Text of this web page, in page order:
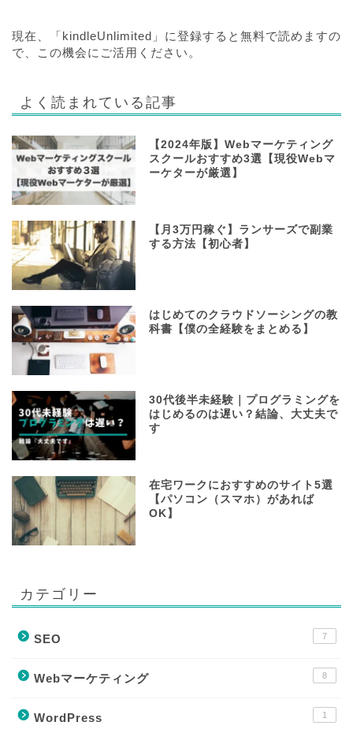
現在、「kindleUnlimited」に登録すると無料で読めますの
で、この機会にご活用ください。
よく読まれている記事
【2024年版】Webマーケティング
スクールおすすめ3選【現役Webマ
ーケターが厳選】
【月3万円稼ぐ】ランサーズで副業
する方法【初心者】
はじめてのクラウドソーシングの教
科書【僕の全経験をまとめる】
30代後半未経験｜プログラミングを
はじめるのは遅い？結論、大丈夫で
す
在宅ワークにおすすめのサイト5選
【パソコン（スマホ）があれば
OK】
カテゴリー
SEO 7
Webマーケティング 8
WordPress 1